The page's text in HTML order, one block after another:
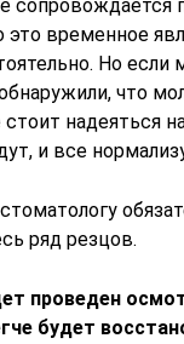
временное
Но
что
надеяться
и все
ряд резцов.
проведен
будет